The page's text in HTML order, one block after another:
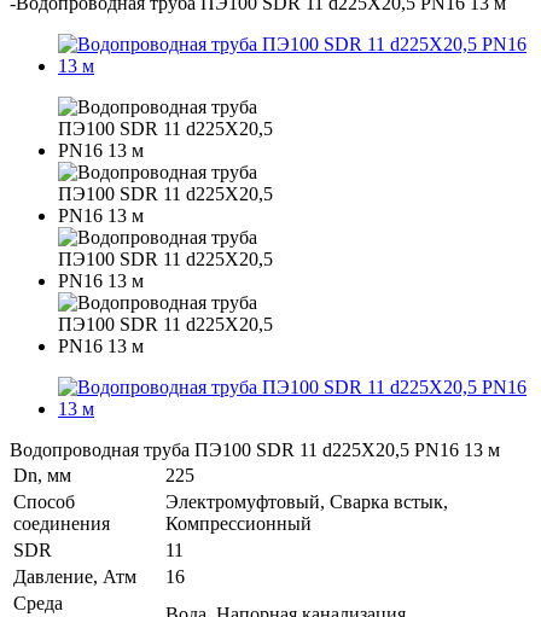
Водопроводная труба ПЭ100 SDR 11 d225Х20,5 PN16 13 м
Dn, мм
225
Способ
соединения
Электромуфтовый, Сварка встык,
Компрессионный
SDR
11
Давление, Атм
16
Среда